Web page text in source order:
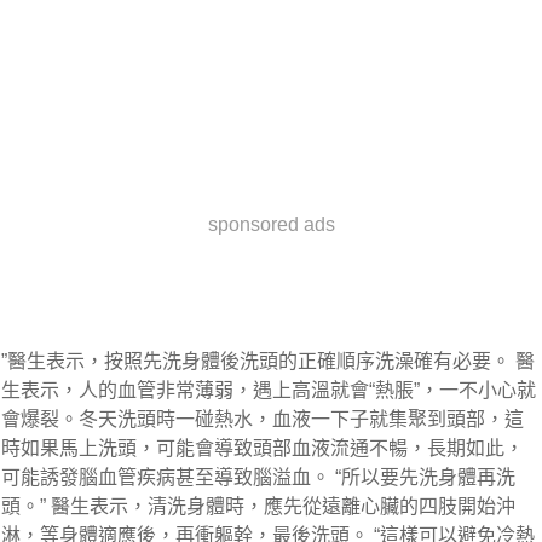
sponsored ads
”醫生表示，按照先洗身體後洗頭的正確順序洗澡確有必要。 醫
生表示，人的血管非常薄弱，遇上高溫就會“熱脹”，一不小心就
會爆裂。冬天洗頭時一碰熱水，血液一下子就集聚到頭部，這
時如果馬上洗頭，可能會導致頭部血液流通不暢，長期如此，
可能誘發腦血管疾病甚至導致腦溢血。 “所以要先洗身體再洗
頭。” 醫生表示，清洗身體時，應先從遠離心臟的四肢開始沖
淋，等身體適應後，再衝軀幹，最後洗頭。 “這樣可以避免冷熱